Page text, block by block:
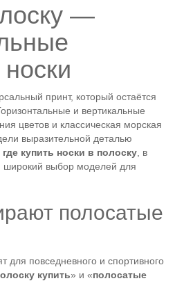
—
принт, который остаётся
и вертикальные
цветов и классическая морская
выразительной деталью
где купить носки в полоску , в
широкий выбор моделей для
полосатые
для повседневного и спортивного
купить» и «полосатые